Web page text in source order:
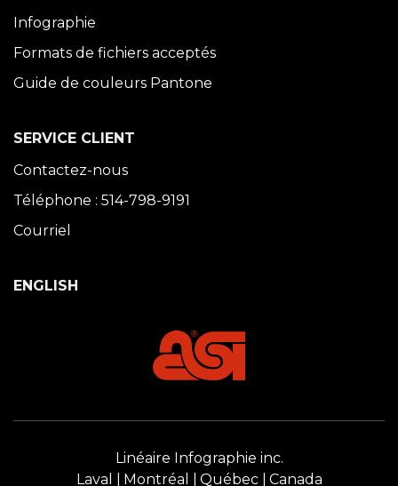
Infographie
Formats de fichiers acceptés
Guide de couleurs Pantone
SERVICE CLIENT
Contactez-nous
Téléphone : 514-798-9191
Courriel
ENGLISH
Linéaire Infographie inc.
Laval
Montréal Québec Canada